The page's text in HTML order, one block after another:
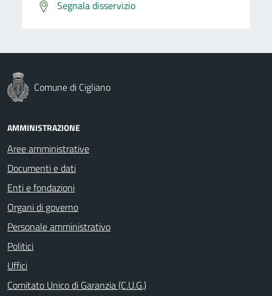
Segnala disservizio
Comune di Cigliano
AMMINISTRAZIONE
Aree amministrative
Documenti e dati
Enti e fondazioni
Organi di governo
Personale amministrativo
Politici
Uffici
Comitato Unico di Garanzia (C.U.G.)